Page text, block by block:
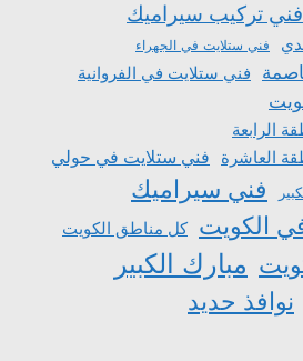
فني تركيب سيراميك
فني ستلايت في الجهراء
فني ستلايت في الفروانية
الرابعة
العاشرة فني ستلايت في حولي
فني سيراميك
الكويت
كل مناطق الكويت
مبارك الكبير
نوافذ حديد